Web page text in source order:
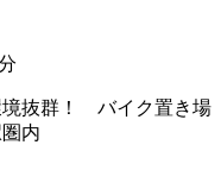
境抜群！ バイク置き場
内